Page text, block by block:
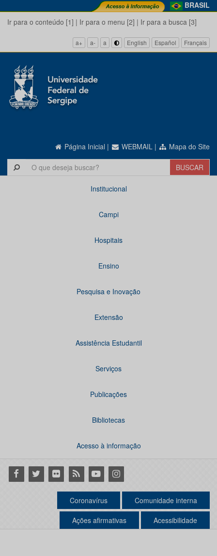
BRASIL
Ir para o conteúdo [1] | Ir para o menu [2] | Ir para a busca [3]
a+ a- a English Español Français
Página Inicial | WEBMAIL | Mapa do Site
Institucional
Campi
Hospitais
Ensino
Pesquisa e Inovação
Extensão
Assistência Estudantil
Serviços
Publicações
Bibliotecas
Acesso à informação
Facebook
Twitter Flickr RSS YoutubeInstagram
Coronavírus Comunidade interna
Ações afirmativas Acessibilidade